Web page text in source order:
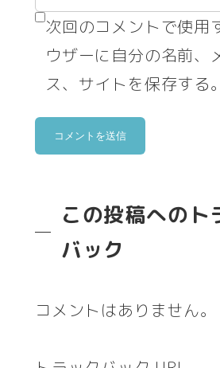
次回のコメントで使用
ウザーに自分の名前、
ス、サイトを保存する。
この投稿へのト
バック
コメントはありません。